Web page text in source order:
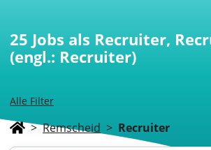
Alle Filter
25 Jobs als Recruiter,
(engl.: Recruiter)
> Remscheid > Recruiter